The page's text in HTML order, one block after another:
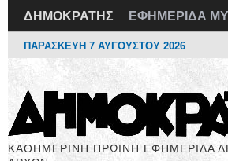
ΔΗΜΟΚΡΑΤΗΣ ΕΦΗΜΕΡΙΔΑ
ΠΑΡΑΣΚΕΥΗ 7 ΑΥΓΟΥΣΤΟΥ 2026
ΚΑΘΗΜΕΡΙΝΗ ΠΡΩΙΝΗ ΕΦΗΜΕΡΙΔΑ